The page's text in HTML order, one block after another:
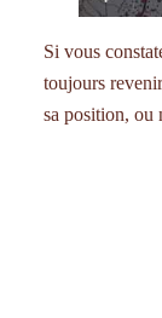
Si vous
toujours
sa position, ou